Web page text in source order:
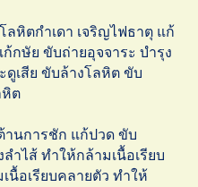
ลหิตกำเดา เจริญไฟธาตุ แก้
กษัย ขับถ่ายอุจจาระ บำรุง
ดูเสีย ขับล้างโลหิต ขับ
หิต
านการชัก แก้ปวด ขับ
ำไส้ ทำให้กล้ามเนื้อเรียบ
นื้อเรียบคลายตัว ทำให้